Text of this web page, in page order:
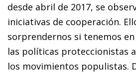
desde abril de 2017, se
iniciativas de cooperación.
sorprendernos si tenemos
las políticas proteccionistas
los movimientos populistas.